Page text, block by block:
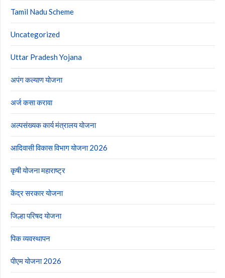
Tamil Nadu Scheme
Uncategorized
Uttar Pradesh Yojana
अपंग कल्याण योजना
अर्ज कसा करावा
अल्पसंख्यक कार्य मंत्रालय योजना
आदिवासी विकास विभाग योजना 2026
कृषी योजना महाराष्ट्र
केंद्र सरकार योजना
जिल्हा परिषद योजना
पिक व्यवस्थापन
पीएम योजना 2026